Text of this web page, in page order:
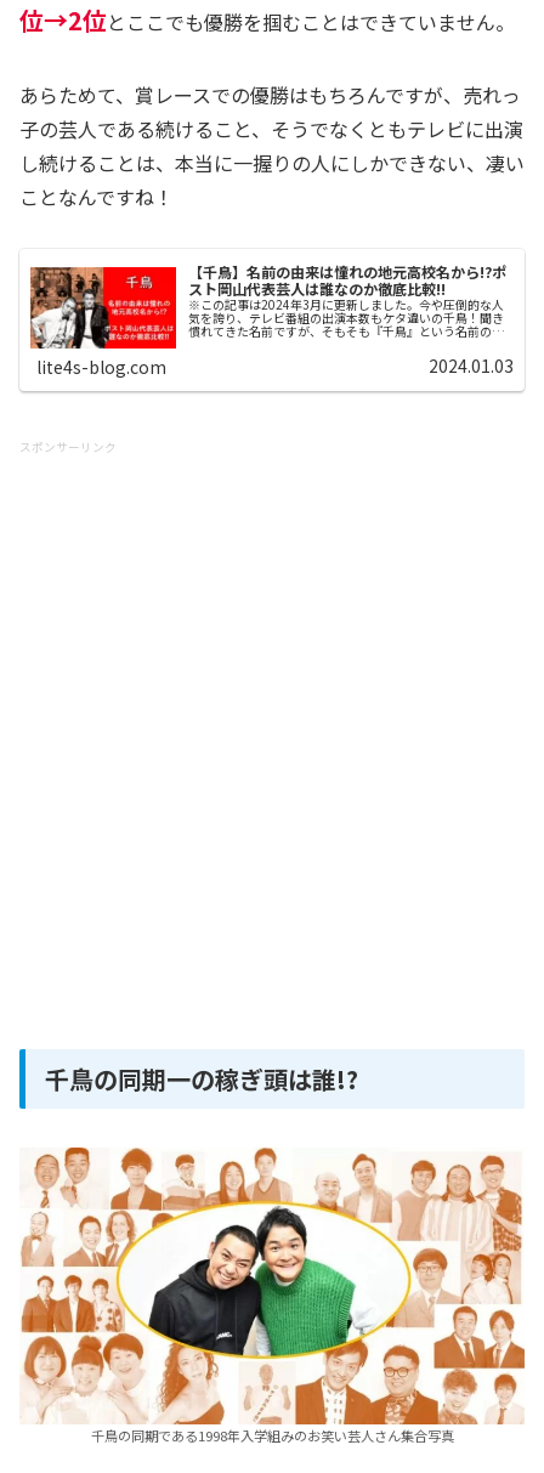
位→2位とここでも優勝を掴むことはできていません。
あらためて、賞レースでの優勝はもちろんですが、売れっ
子の芸人である続けること、そうでなくともテレビに出演
し続けることは、本当に一握りの人にしかできない、凄い
ことなんですね！
【千鳥】名前の由来は憧れの地元高校名から!?ポ
スト岡山代表芸人は誰なのか徹底比較!!
※この記事は2024年3月に更新しました。今や圧倒的な人
気を誇り、テレビ番組の出演本数もケタ違いの千鳥！聞き
慣れてきた名前ですが、そもそも『千鳥』という名前の由
lite4s-blog.com 2024.01.03
スポンサーリンク
千鳥の同期一の稼ぎ頭は誰!?
千鳥の同期である1998年入学組みのお笑い芸人さん集合写真